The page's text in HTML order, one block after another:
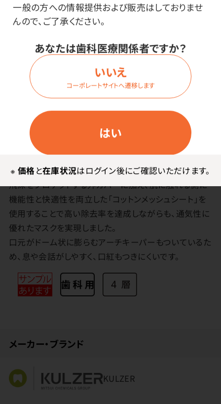
一般の方への情報提供および販売はしておりませ
んので、ご了承ください。
あなたは歯科医療関係者ですか？
はい
いいえ
コーポレートサイトへ遷移します
※ 価格と在庫状況はログイン後にご確認いただけます。
商品詳細
両立した「コットンメッシュシート」を使用しています。
BFE値99.8%、PFE値99％以上の除去率を持った「高濾
過性・撥水性フィルター」と、呼気に含まれる細菌繁殖を
防止する「抗菌・防臭処理フィルター」を採用。
飛沫をプロテクトする外カバーに加え、肌に触れる側に
機能性と快適性を両立した「コットンメッシュシート」を
使用することで高い除去率を達成しながらも、通気性に
優れたマスクを実現しました。
口元がドーム状に膨らむアーチキーパーもついているた
め、息や会話がしやすく、口紅もつきにくいです。
メーカー・ブランド
KULZER